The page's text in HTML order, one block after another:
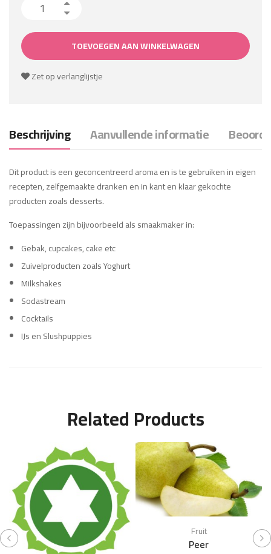
Zwarte bes aantal
TOEVOEGEN AAN WINKELWAGEN
Zet op verlanglijstje
Beschrijving Aanvullende informatie
Dit product is een geconcentreerd aroma en is te gebruiken in eigen
recepten, zelfgemaakte dranken en in kant en klaar gekochte
producten zoals desserts.
Toepassingen zijn bijvoorbeeld als smaakmaker in:
Gebak, cupcakes, cake etc
Zuivelproducten zoals Yoghurt
Milkshakes
Sodastream
Cocktails
IJs en Slushpuppies
Related Products
Fruit
Peer